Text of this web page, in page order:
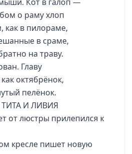
о раму хлоп
как в пилораме,
в сраме,
на траву.
Главу
октябрёнок,
пелёнок.
И ЛИВИЯ
от люстры прилепился к
кресле пишет новую